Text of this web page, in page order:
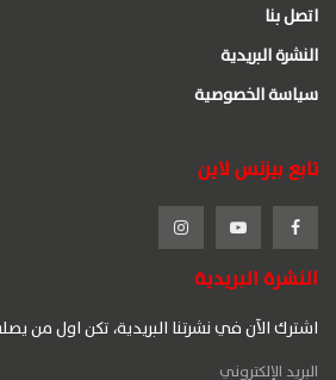
اتصل بنا
النشرة البريدية
سياسة الخصوصية
تابع بيزنس لاين
النشرة البريدية
اشترك الآن في نشرتنا البريدية، تكن اول من
البريد الإلكتروني